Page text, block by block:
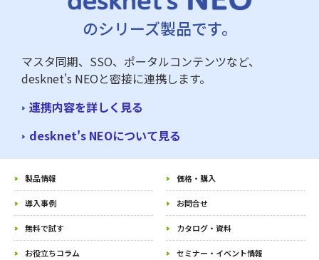
のシリーズ製品です。
マスタ同期、SSO、ポータルコンテンツなど、
desknet's NEOと密接に連携します。
連携内容を詳しく見る
desknet's NEOについて見る
製品情報 価格・購入
導入事例 お問合せ
無料で試す カタログ・資料
お役立ちコラム セミナー・イベント情報